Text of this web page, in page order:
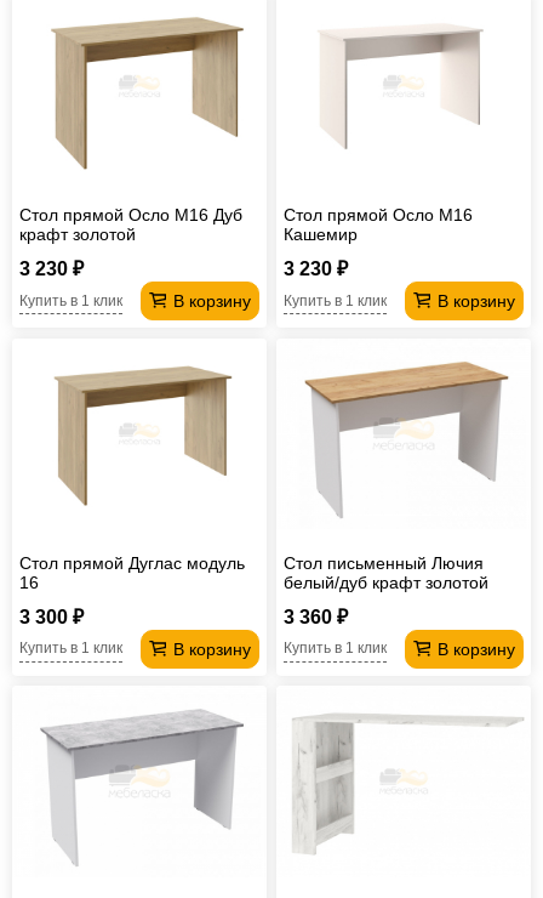
Стол прямой Осло М16 Дуб
крафт золотой
3 230 ₽
В корзину
Купить в 1 клик
Стол прямой Осло М16
Кашемир
3 230 ₽
В корзину
Купить в 1 клик
Стол прямой Дуглас модуль
16
3 300 ₽
В корзину
Купить в 1 клик
Стол письменный Лючия
белый/дуб крафт золотой
3 360 ₽
В корзину
Купить в 1 клик